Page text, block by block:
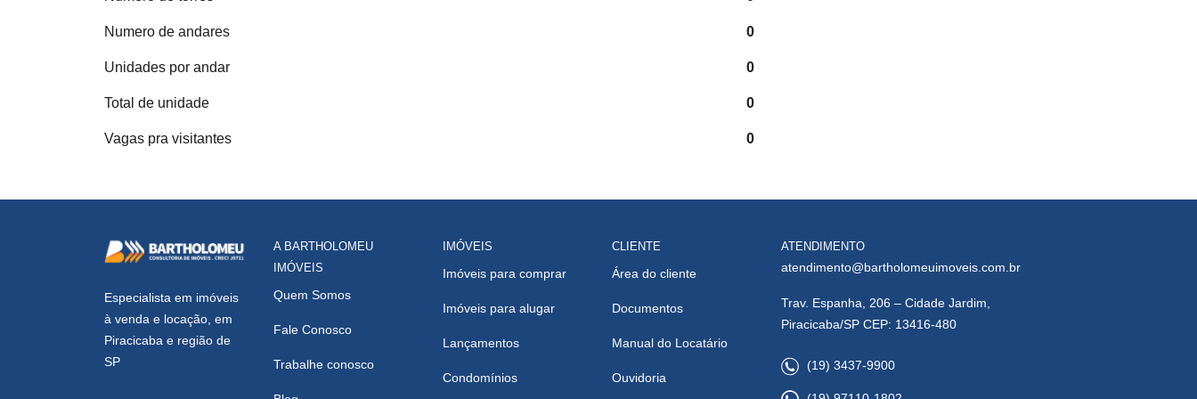
Numero de andares 0
Unidades por andar 0
Total de unidade 0
Vagas pra visitantes 0
Especialista em imóveis
à venda e locação, em
Piracicaba e região de
SP
A BARTHOLOMEU
IMÓVEIS
Quem Somos
Fale Conosco
Trabalhe conosco
IMÓVEIS
Imóveis para comprar
Imóveis para alugar
Lançamentos
Condomínios
CLIENTE
Área do cliente
Documentos
Manual do Locatário
Ouvidoria
ATENDIMENTO
atendimento@bartholomeuimoveis.com.br
Trav. Espanha, 206 – Cidade Jardim,
Piracicaba/SP CEP: 13416-480
(19) 3437-9900